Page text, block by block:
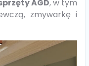
AGD, w tym
zmywarkę i